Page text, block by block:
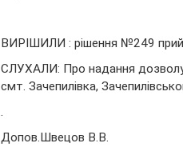
ВИРІШИЛИ : рішення №249
СЛУХАЛИ: Про надання дозволу
смт. Зачепилівка,
.
Допов.Швецов В.В.